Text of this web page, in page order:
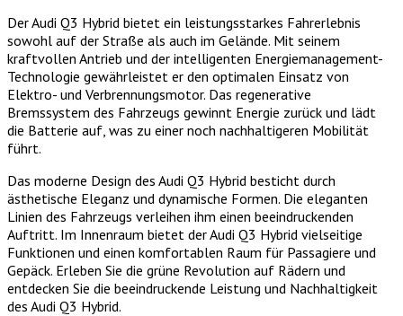
Der Audi Q3 Hybrid bietet ein leistungsstarkes Fahrerlebnis
sowohl auf der Straße als auch im Gelände. Mit seinem
kraftvollen Antrieb und der intelligenten Energiemanagement-
Technologie gewährleistet er den optimalen Einsatz von
Elektro- und Verbrennungsmotor. Das regenerative
Bremssystem des Fahrzeugs gewinnt Energie zurück und lädt
die Batterie auf, was zu einer noch nachhaltigeren Mobilität
führt.
Das moderne Design des Audi Q3 Hybrid besticht durch
ästhetische Eleganz und dynamische Formen. Die eleganten
Linien des Fahrzeugs verleihen ihm einen beeindruckenden
Auftritt. Im Innenraum bietet der Audi Q3 Hybrid vielseitige
Funktionen und einen komfortablen Raum für Passagiere und
Gepäck. Erleben Sie die grüne Revolution auf Rädern und
entdecken Sie die beeindruckende Leistung und Nachhaltigkeit
des Audi Q3 Hybrid.